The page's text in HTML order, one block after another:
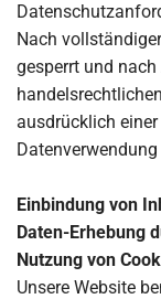
Nach
gesperrt und
ausdrücklich
Einbindung von
Daten-Erhebung
Nutzung von
Unsere Website